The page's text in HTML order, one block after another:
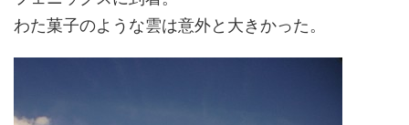
わた菓子のような雲は意外と大きかった。